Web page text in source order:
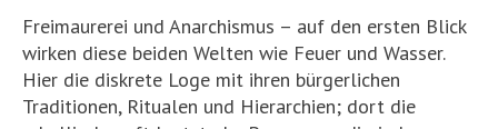
Freimaurerei und Anarchismus – auf den ersten Blick
wirken diese beiden Welten wie Feuer und Wasser.
Hier die diskrete Loge mit ihren bürgerlichen
Traditionen, Ritualen und Hierarchien; dort die